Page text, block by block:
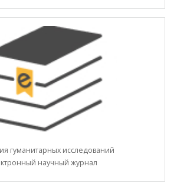
гуманитарных исследований
научный журнал